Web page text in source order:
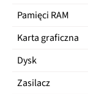
Pamięci RAM
Karta graficzna
Dysk
Zasilacz